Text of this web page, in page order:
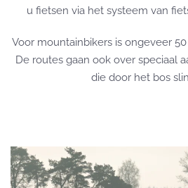
u fietsen via het systeem van
Voor mountainbikers is ongeveer
De routes gaan ook over speciaal
die door het bos